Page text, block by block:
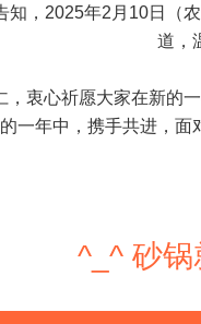
知，2025年2月10日（
道，
，衷心祈愿大家在新的
一年中，携手共进，面
^_^ 砂锅